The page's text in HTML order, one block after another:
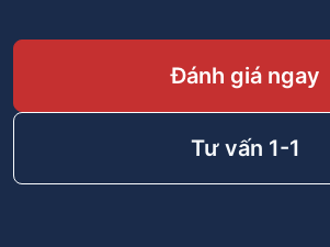
Đánh giá ngay
Tư vấn 1-1